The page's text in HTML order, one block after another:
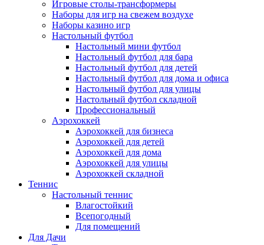
Игровые столы-трансформеры
Наборы для игр на свежем воздухе
Наборы казино игр
Настольный футбол
Настольный мини футбол
Настольный футбол для бара
Настольный футбол для детей
Настольный футбол для дома и офиса
Настольный футбол для улицы
Настольный футбол складной
Профессиональный
Аэрохоккей
Аэрохоккей для бизнеса
Аэрохоккей для детей
Аэрохоккей для дома
Аэрохоккей для улицы
Аэрохоккей складной
Теннис
Настольный теннис
Влагостойкий
Всепогодный
Для помещений
Для Дачи